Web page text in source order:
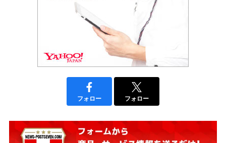
フォロー フォロー